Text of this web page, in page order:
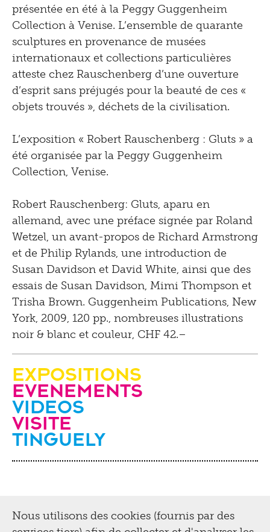
1996
présentée en été à la Peggy Guggenheim
Collection à Venise. L’ensemble de quarante
sculptures en provenance de musées
internationaux et collections particulières
atteste chez Rauschenberg d’une ouverture
d’esprit sans préjugés pour la beauté de ces «
objets trouvés », déchets de la civilisation.
L’exposition « Robert Rauschenberg : Gluts » a
été organisée par la Peggy Guggenheim
Collection, Venise.
Robert Rauschenberg: Gluts, aparu en
allemand, avec une préface signée par Roland
Wetzel, un avant-propos de Richard Armstrong
et de Philip Rylands, une introduction de
Susan Davidson et David White, ainsi que des
essais de Susan Davidson, Mimi Thompson et
Trisha Brown. Guggenheim Publications, New
York, 2009, 120 pp., nombreuses illustrations
noir & blanc et couleur, CHF 42.–
Expositions
evenements
videos
Visite
Tinguely
Nous utilisons des cookies (fournis par des